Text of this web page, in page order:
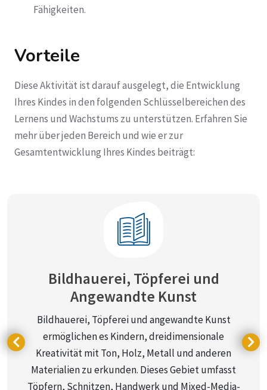
Fähigkeiten.
Vorteile
Diese Aktivität ist darauf ausgelegt, die Entwicklung
Ihres Kindes in den folgenden Schlüsselbereichen des
Lernens und Wachstums zu unterstützen. Erfahren Sie
mehr über jeden Bereich und wie er zur
Gesamtentwicklung Ihres Kindes beiträgt:
Bildhauerei, Töpferei und
Angewandte Kunst
Bildhauerei, Töpferei und angewandte Kunst
ermöglichen es Kindern, dreidimensionale
Kreativität mit Ton, Holz, Metall und anderen
Materialien zu erkunden. Dieses Gebiet umfasst
Töpfern, Schnitzen, Handwerk und Mixed-Media-